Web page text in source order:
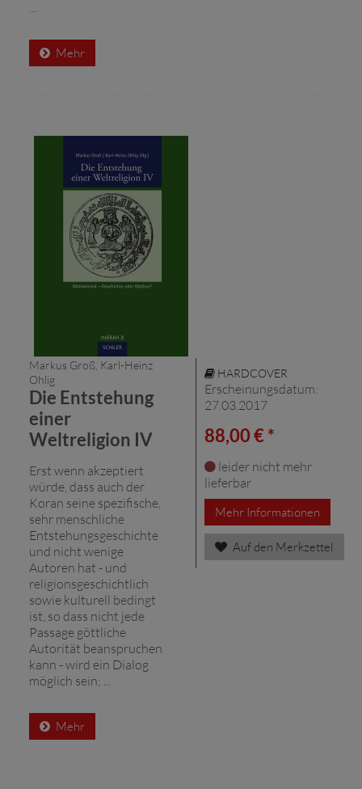
Mehr
Markus Groß, Karl-Heinz
Ohlig
Die Entstehung
einer
Weltreligion IV
Erst wenn akzeptiert
würde, dass auch der
Koran seine spezifische,
sehr menschliche
Entstehungsgeschichte
und nicht wenige
Autoren hat - und
religionsgeschichtlich
sowie kulturell bedingt
ist, so dass nicht jede
Passage göttliche
Autorität beanspruchen
kann - wird ein Dialog
möglich sein; ...
Mehr
HARDCOVER
Erscheinungsdatum:
27.03.2017
88,00 € *
leider nicht mehr
lieferbar
Mehr Informationen
Auf den Merkzettel